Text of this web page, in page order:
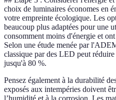
choix de luminaires économes en
votre empreinte écologique. Les
beaucoup plus adaptées pour une
consomment moins d'énergie et
Selon une étude menée par
classique par des LED peut
jusqu'à 80 %.
Pensez également à la durabilité
exposés aux intempéries doivent
l’humidité et à la corrosion. Les